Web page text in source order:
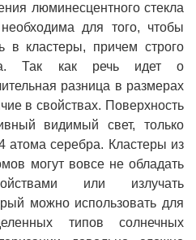
люминесцентного стекла
для того, чтобы
в кластеры, причем строго
Так как речь идет о
разница в размерах
в свойствах. Поверхность
видимый свет, только
атома серебра. Кластеры из
могут вовсе не обладать
или излучать
можно использовать для
типов солнечных